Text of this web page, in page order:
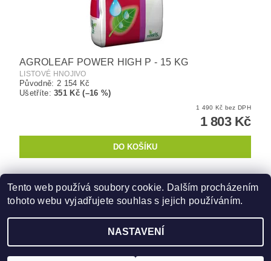
AGROLEAF POWER HIGH P - 15 KG
LISTOVÉ HNOJIVO
Původně: 2 154 Kč
Ušetříte:351 Kč (–16 %)
1 490 Kč bez DPH
1 803 Kč
Zboží.cz | Heureka.cz
2026 ©AquaHop.cz, všechna práva vyhrazena
Tento web používá soubory cookie. Dalším procházením
tohoto webu vyjadřujete souhlas s jejich používáním.
NASTAVENÍ